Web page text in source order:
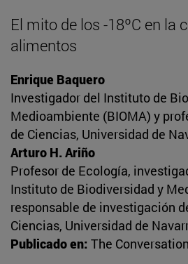
El mito de los -18ºC en la
alimentos
Enrique Baquero
Investigador del Instituto de
Medioambiente (BIOMA) y
de Ciencias, Universidad de
Arturo H. Ariño
Profesor de Ecología,
Instituto de Biodiversidad y
responsable de investigación
Ciencias, Universidad de
Publicado en: The